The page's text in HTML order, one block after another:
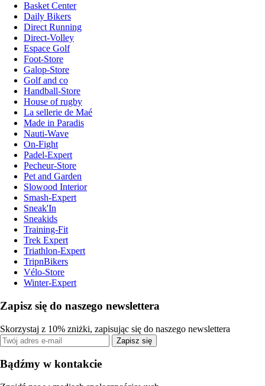
Basket Center
Daily Bikers
Direct Running
Direct-Volley
Espace Golf
Foot-Store
Galop-Store
Golf and co
Handball-Store
House of rugby
La sellerie de Maé
Made in Paradis
Nauti-Wave
On-Fight
Padel-Expert
Pecheur-Store
Pet and Garden
Slowood Interior
Smash-Expert
Sneak'In
Sneakids
Training-Fit
Trek Expert
Triathlon-Expert
TripnBikers
Vélo-Store
Winter-Expert
Zapisz się do naszego newslettera
Skorzystaj z 10% zniżki, zapisując się do naszego newslettera
Zapisz się
Bądźmy w kontakcie